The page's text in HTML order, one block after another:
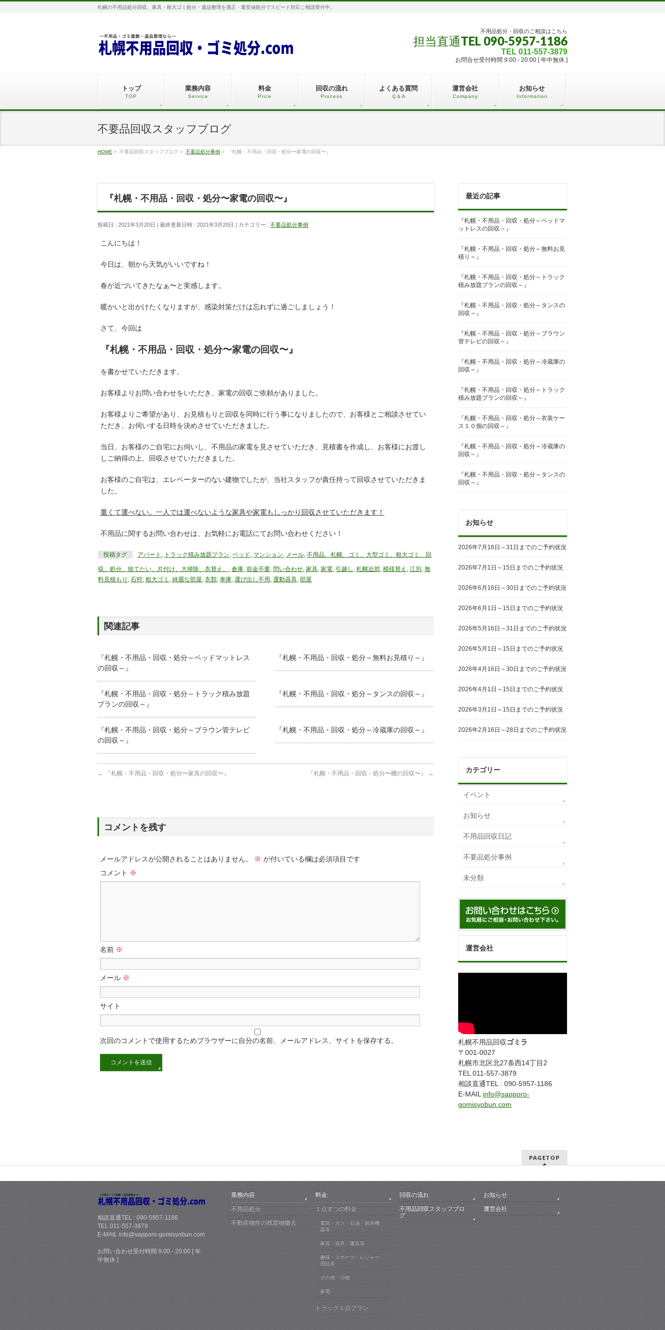
札幌の不用品処分回収、家具・粗大ゴミ処分・遺品整理を適正・最安値処分でスピード対応ご相談受付中。
不用品処分・回収のご相談はこちら
担当直通TEL 090-5957-1186
TEL 011-557-3879
お問合せ受付時間 9:00 - 20:00 [ 年中無休 ]
トップ
TOP
業務内容
Service
料金
Price
回収の流れ
Process
よくある質問
Ｑ＆A
運営会社
Company
お知らせ
Information
不要品回収スタッフブログ
HOME » 不要品回収スタッフブログ » 不要品処分事例 » 『札幌・不用品・回収・処分〜家電の回収〜』
『札幌・不用品・回収・処分〜家電の回収〜』
投稿日 : 2021年3月20日 最終更新日時 : 2021年3月20日 カテゴリー : 不要品処分事例
こんにちは！
今日は、朝から天気がいいですね！
春が近づいてきたなぁ〜と実感します。
暖かいと出かけたくなりますが、感染対策だけは忘れずに過ごしましょう！
さて、今回は
『札幌・不用品・回収・処分〜家電の回収〜』
を書かせていただきます。
お客様よりお問い合わせをいただき、家電の回収ご依頼がありました。
お客様よりご希望があり、お見積もりと回収を同時に行う事になりましたので、お客様とご相談させてい
ただき、お伺いする日時を決めさせていただきました。
当日、お客様のご自宅にお伺いし、不用品の家電を見させていただき、見積書を作成し、お客様にお渡し
しご納得の上、回収させていただきました。
お客様のご自宅は、エレベーターのない建物でしたが、当社スタッフが責任持って回収させていただきま
した。
重くて運べない。一人では運べないような家具や家電もしっかり回収させていただきます！
不用品に関するお問い合わせは、お気軽にお電話にてお問い合わせください！
投稿タグ アパート , トラック積み放題プラン, ベッド, マンション, メール, 不用品、札幌、ゴミ、大型ゴミ、粗大ゴミ、回
収、処分、捨てたい、片付け、大掃除、衣替え、 , 倉庫, 前金不要, 問い合わせ, 家具, 家電, 引越し , 札幌近郊, 模様替え , 江別 , 無
料見積もり , 石狩, 粗大ゴミ , 綺麗な部屋, 衣類, 車庫, 運び出し不用 , 運動器具, 部屋
関連記事
『札幌・不用品・回収・処分～ベッドマットレス
の回収～』
『札幌・不用品・回収・処分～無料お見積り～』
『札幌・不用品・回収・処分～トラック積み放題
プランの回収～』
『札幌・不用品・回収・処分～タンスの回収～』
『札幌・不用品・回収・処分～ブラウン管テレビ
の回収～』
『札幌・不用品・回収・処分～冷蔵庫の回収～』
← 『札幌・不用品・回収・処分〜家具の回収〜』 『札幌・不用品・回収・処分〜棚の回収〜』 →
コメントを残す
メールアドレスが公開されることはありません。 ※ が付いている欄は必須項目です
コメント ※
名前 ※
メール ※
サイト
次回のコメントで使用するためブラウザーに自分の名前、メールアドレス、サイトを保存する。
最近の記事
『札幌・不用品・回収・処分～ベッドマ
ットレスの回収～』
『札幌・不用品・回収・処分～無料お見
積り～』
『札幌・不用品・回収・処分～トラック
積み放題プランの回収～』
『札幌・不用品・回収・処分～タンスの
回収～』
『札幌・不用品・回収・処分～ブラウン
管テレビの回収～』
『札幌・不用品・回収・処分～冷蔵庫の
回収～』
『札幌・不用品・回収・処分～トラック
積み放題プランの回収～』
『札幌・不用品・回収・処分～衣装ケー
ス１０個の回収～』
『札幌・不用品・回収・処分～冷蔵庫の
回収～』
『札幌・不用品・回収・処分～タンスの
回収～』
お知らせ
2026年7月16日～31日までのご予約状況
2026年7月1日～15日までのご予約状況
2026年6月16日～30日までのご予約状況
2026年6月1日～15日までのご予約状況
2026年5月16日～31日までのご予約状況
2026年5月1日～15日までのご予約状況
2026年4月16日～30日までのご予約状況
2026年4月1日～15日までのご予約状況
2026年3月1日～15日までのご予約状況
2026年2月16日～28日までのご予約状況
カテゴリー
イベント
お知らせ
不用品回収日記
不要品処分事例
未分類
運営会社
札幌不用品回収 ゴミラ
〒001-0027
札幌市北区北27条西14丁目2
TEL 011-557-3879
相談直通TEL : 090-5957-1186
E-MAIL info@sapporo-
gomisyobun.com
PAGETOP
相談直通TEL : 090-5957-1186
TEL 011-557-3879
E-MAIL info@sapporo-gomisyobun.com
お問い合わせ受付時間 9:00 - 20:00 [ 年
中無休 ]
業務内容
不用品処分
不動産物件の残置物撤去
料金
１点ずつの料金
電気・ガス・石油・厨房機
器等
家具・寝具・建具等
趣味・スポーツ・レジャー
用品等
その他・小物
家電
トラック１台プラン
回収の流れ
お知らせ
不用品回収スタッフブロ
グ
運営会社